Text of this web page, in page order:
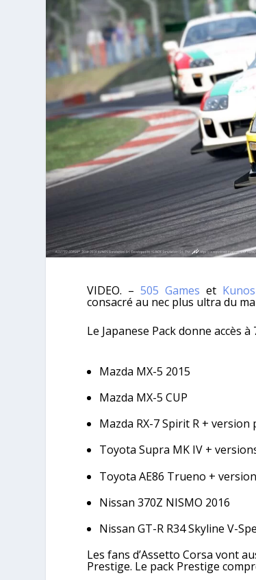
VIDEO. –505 Games et
consacré au nec plus ultra du
Le Japanese Pack donne accès
Mazda MX-5 2015
Mazda MX-5 CUP
Mazda RX-7 Spirit R + version
Toyota Supra MK IV +
Toyota AE86 Trueno +
Nissan 370Z NISMO 2016
Nissan GT-R R34 Skyline V-
Les fans d’Assetto Corsa vont
Prestige. Le pack Prestige